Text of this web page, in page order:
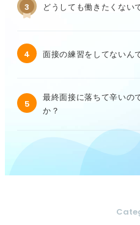
3 どうしても働きたくない
4 面接の練習をしてないん
5
最終面接に落ちて辛いの
か？